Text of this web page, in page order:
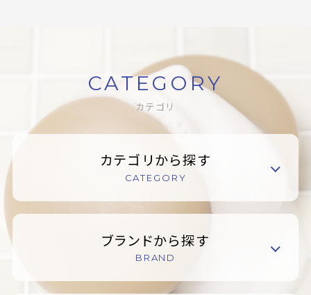
CATEGORY
カテゴリ
カテゴリから探す
CATEGORY
ブランドから探す
BRAND